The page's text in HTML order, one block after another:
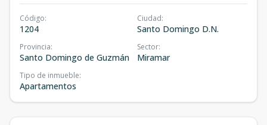
Código:
1204
Ciudad:
Santo Domingo D.N.
Provincia:
Santo Domingo de Guzmán
Sector:
Miramar
Tipo de inmueble:
Apartamentos